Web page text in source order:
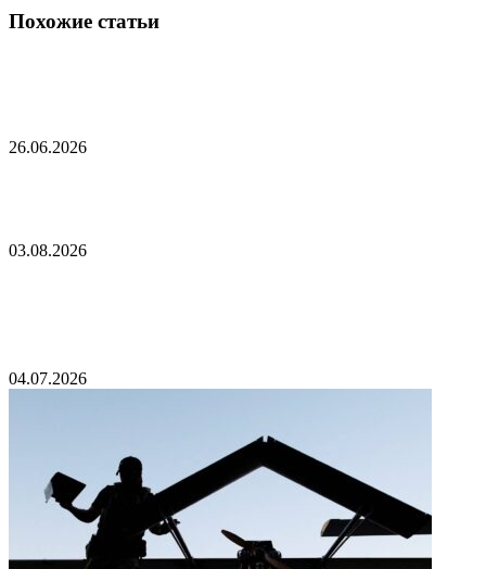
Похожие статьи
26.06.2026
03.08.2026
04.07.2026